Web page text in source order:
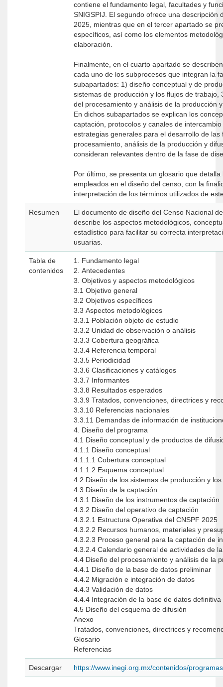
contiene el fundamento legal, facultades y
SNIGSPIJ. El segundo ofrece una descripción
2025, mientras que en el tercer apartado se
específicos, así como los elementos
elaboración.
Finalmente, en el cuarto apartado se
cada uno de los subprocesos que integran la
subapartados: 1) diseño conceptual y de
sistemas de producción y los flujos de
del procesamiento y análisis de la producción
En dichos subapartados se explican los
captación, protocolos y canales de
estrategias generales para el desarrollo de
procesamiento, análisis de la producción y
consideran relevantes dentro de la fase de
Por último, se presenta un glosario que
empleados en el diseño del censo, con la
interpretación de los términos utilizados de
Resumen
El documento de diseño del Censo Nacional
describe los aspectos metodológicos,
estadístico para facilitar su correcta
usuarias.
Tabla de
contenidos
1. Fundamento legal
2. Antecedentes
3. Objetivos y aspectos metodológicos
3.1 Objetivo general
3.2 Objetivos específicos
3.3 Aspectos metodológicos
3.3.1 Población objeto de estudio
3.3.2 Unidad de observación o análisis
3.3.3 Cobertura geográfica
3.3.4 Referencia temporal
3.3.5 Periodicidad
3.3.6 Clasificaciones y catálogos
3.3.7 Informantes
3.3.8 Resultados esperados
3.3.9 Tratados, convenciones, directrices y
3.3.10 Referencias nacionales
3.3.11 Demandas de información de
4. Diseño del programa
4.1 Diseño conceptual y de productos de
4.1.1 Diseño conceptual
4.1.1.1 Cobertura conceptual
4.1.1.2 Esquema conceptual
4.2 Diseño de los sistemas de producción y
4.3 Diseño de la captación
4.3.1 Diseño de los instrumentos de captación
4.3.2 Diseño del operativo de captación
4.3.2.1 Estructura Operativa del CNSPF 2025
4.3.2.2 Recursos humanos, materiales y
4.3.2.3 Proceso general para la captación de
4.3.2.4 Calendario general de actividades de
4.4 Diseño del procesamiento y análisis de la
4.4.1 Diseño de la base de datos preliminar
4.4.2 Migración e integración de datos
4.4.3 Validación de datos
4.4.4 Integración de la base de datos definitiva
4.5 Diseño del esquema de difusión
Anexo
Tratados, convenciones, directrices y
Glosario
Referencias
Descargar https://www.inegi.org.mx/contenidos/